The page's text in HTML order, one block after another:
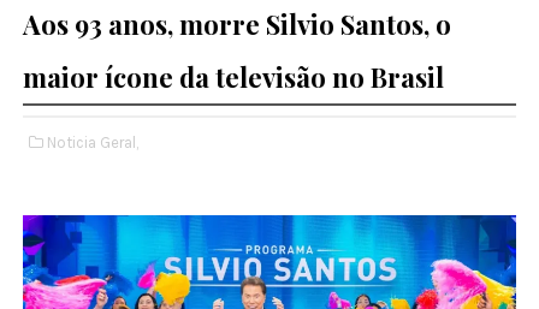
Aos 93 anos, morre Silvio Santos, o
maior ícone da televisão no Brasil
Noticia Geral,